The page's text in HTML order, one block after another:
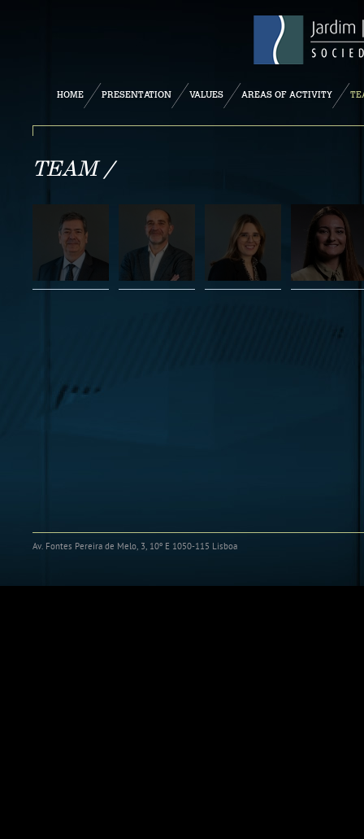
HOME PRESENTATION VALUES AREAS OF ACTIVITY
TEAM /
Av. Fontes Pereira de Melo, 3, 10º E 1050-115 Lisboa